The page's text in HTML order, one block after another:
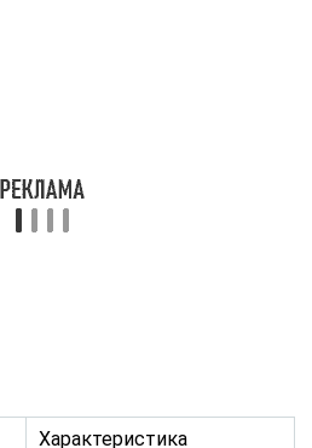
царапин на гранях
таблеток
хранении)